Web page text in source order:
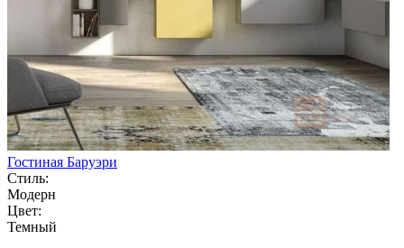
Гостиная Баруэри
Стиль:
Модерн
Цвет:
Темный